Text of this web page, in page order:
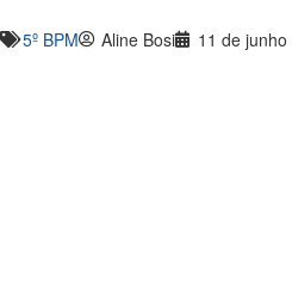
5º BPM Aline Bosi 11 de